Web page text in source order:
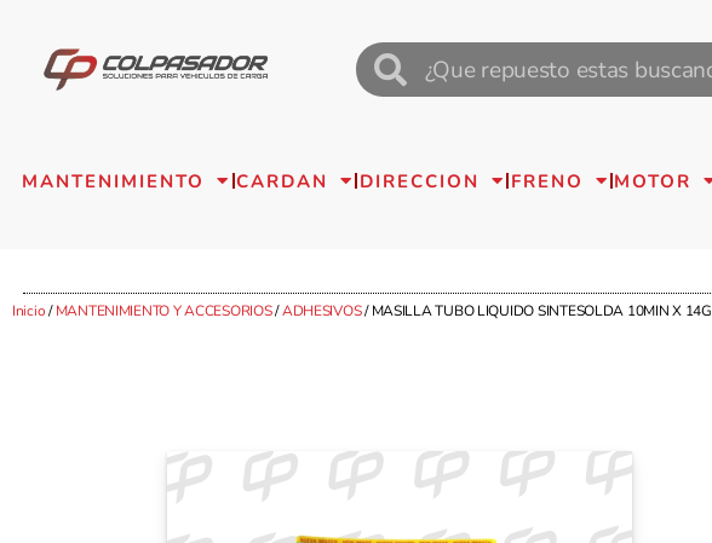
MANTENIMIENTO CARDAN DIRECCION FRENO MOTOR
Inicio/MANTENIMIENTO Y ACCESORIOS/ADHESIVOS/ MASILLA TUBO LIQUIDO SINTESOLDA 10MIN X 14G